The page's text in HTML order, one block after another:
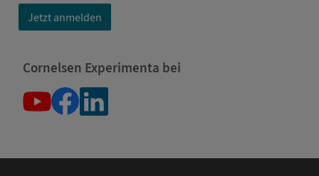
Jetzt anmelden
Cornelsen Experimenta bei